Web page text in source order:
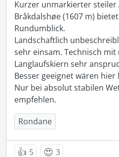
Kurzer unmarkierter steiler
Bråkdalshøe (1607 m)
Rundumblick.
Landschaftlich
sehr einsam. Technisch
Langlaufskiern sehr
Besser geeignet wären hier
Nur bei absolut stabilen
empfehlen.
Rondane
👍 5 😍 3